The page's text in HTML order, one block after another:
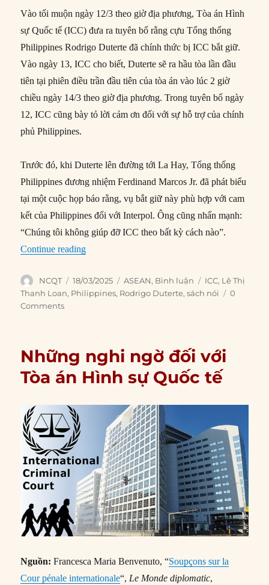
Vào tối muộn ngày 12/3 theo giờ địa phương, Tòa án Hình
sự Quốc tế (ICC) đưa ra tuyên bố rằng cựu Tổng thống
Philippines Rodrigo Duterte đã chính thức bị ICC bắt giữ.
Vào ngày 13, ICC cho biết, Duterte sẽ ra hầu tòa lần đầu
tiên tại phiên điều trần đầu tiên của tòa án vào lúc 2 giờ
chiều ngày 14/3 theo giờ địa phương. Trong tuyên bố ngày
12, ICC cũng bày tỏ lời cảm ơn đối với sự hỗ trợ của chính
phủ Philippines.
Trước đó, khi Duterte lên đường tới La Hay, Tổng thống
Philippines đương nhiệm Ferdinand Marcos Jr. đã phát biểu
tại một cuộc họp báo rằng, vụ bắt giữ này phù hợp với cam
kết của Philippines đối với Interpol. Ông cũng nhấn mạnh:
“Chúng tôi không giúp đỡ ICC theo bất kỳ cách nào”.
Continue reading“Thế cân bằng chính trị ở Philippines bị phá vỡ
Author
NCQT
Posted
on
18/03/2025 Categories
ASEAN, Bình luận Tags
ICC, Lê Thị
Thanh Loan, Philippines, Rodrigo Duterte,sách nói
0
Comments
Những nghi ngờ đối với
Tòa án Hình sự Quốc tế
Nguồn: Francesca Maria Benvenuto, “Soupçons sur la
Cour pénale internationale“, Le Monde diplomatic,